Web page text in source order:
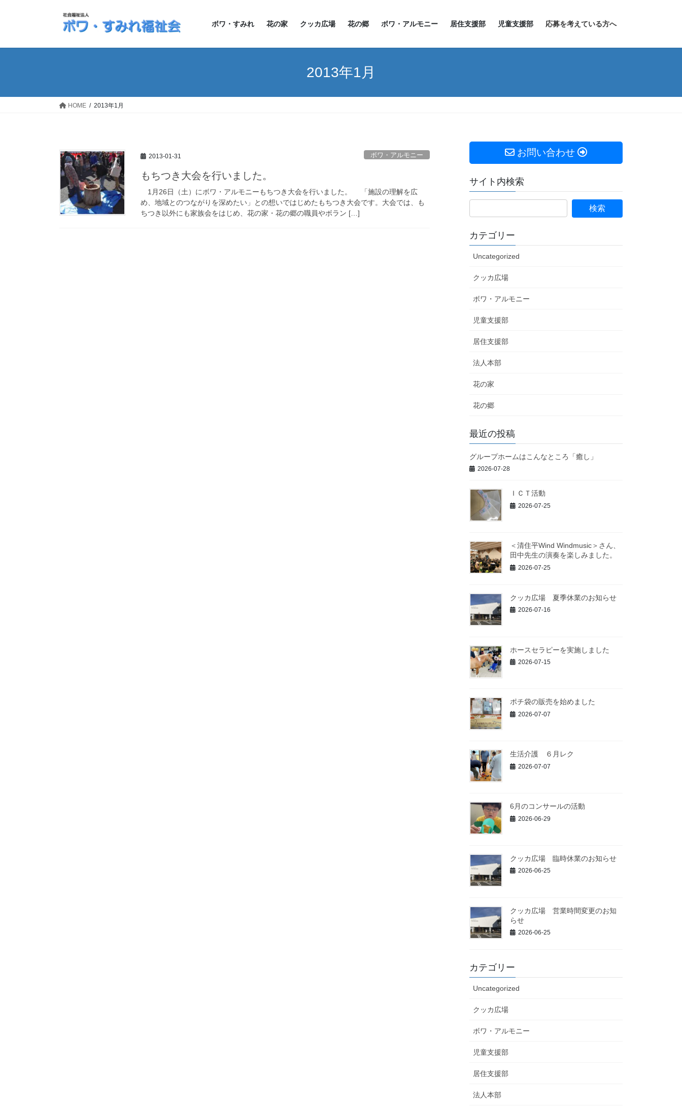
ボワ・すみれ 花の家 クッカ広場 花の郷 ボワ・アルモニー 居住支援部 児童支援部 応募を考えている方へ
2013年1月
HOME 2013年1月
2013-01-31 ボワ・アルモニー
もちつき大会を行いました。
1月26日（土）にボワ・アルモニーもちつき大会を行いました。 「施設の理解を広
め、地域とのつながりを深めたい」との想いではじめたもちつき大会です。大会では、も
ちつき以外にも家族会をはじめ、花の家・花の郷の職員やボラン […]
お問い合わせ
サイト内検索
カテゴリー
Uncategorized
クッカ広場
ボワ・アルモニー
児童支援部
居住支援部
法人本部
花の家
花の郷
最近の投稿
グループホームはこんなところ「癒し」
2026-07-28
ＩＣＴ活動
2026-07-25
＜清住平Wind Windmusic＞さん、
田中先生の演奏を楽しみました。
2026-07-25
クッカ広場 夏季休業のお知らせ
2026-07-16
ホースセラピーを実施しました
2026-07-15
ポチ袋の販売を始めました
2026-07-07
生活介護 ６月レク
2026-07-07
6月のコンサールの活動
2026-06-29
クッカ広場 臨時休業のお知らせ
2026-06-25
クッカ広場 営業時間変更のお知
らせ
2026-06-25
カテゴリー
Uncategorized
クッカ広場
ボワ・アルモニー
児童支援部
居住支援部
法人本部